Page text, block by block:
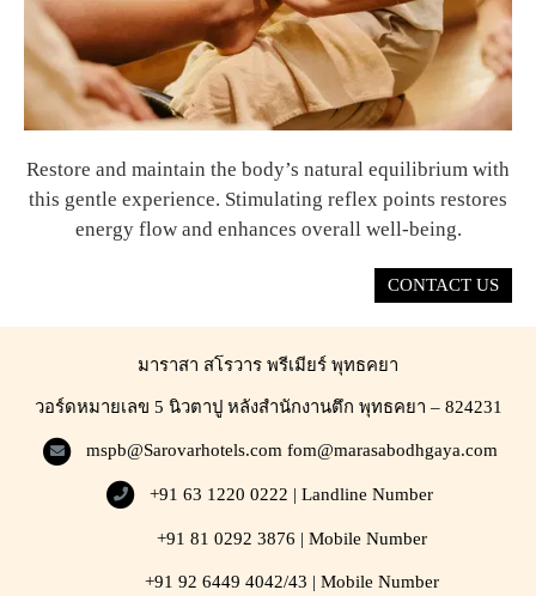
Restore and maintain the body’s natural equilibrium with
this gentle experience. Stimulating reflex points restores
energy flow and enhances overall well-being.
CONTACT US
มาราสา สโรวาร พรีเมียร์ พุทธคยา
วอร์ดหมายเลข 5 นิวตาปู หลังสำนักงานตึก พุทธคยา – 824231
mspb@Sarovarhotels.com fom@marasabodhgaya.com
+91 63 1220 0222 | Landline Number
+91 81 0292 3876 | Mobile Number
+91 92 6449 4042/43 | Mobile Number